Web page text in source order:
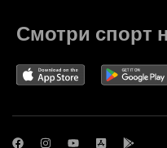
Смотри спорт